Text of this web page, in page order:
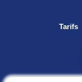
Tarifs